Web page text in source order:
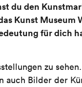
du den
Kunst
für dich
zu
Bilder der